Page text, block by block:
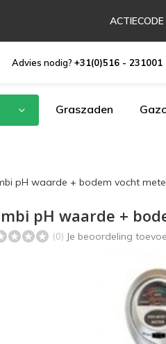
Advies nodig? +31(0)516 - 231001
Graszaden
pH waarde + bodem vocht
pH waarde +
(0) Je beoordeling